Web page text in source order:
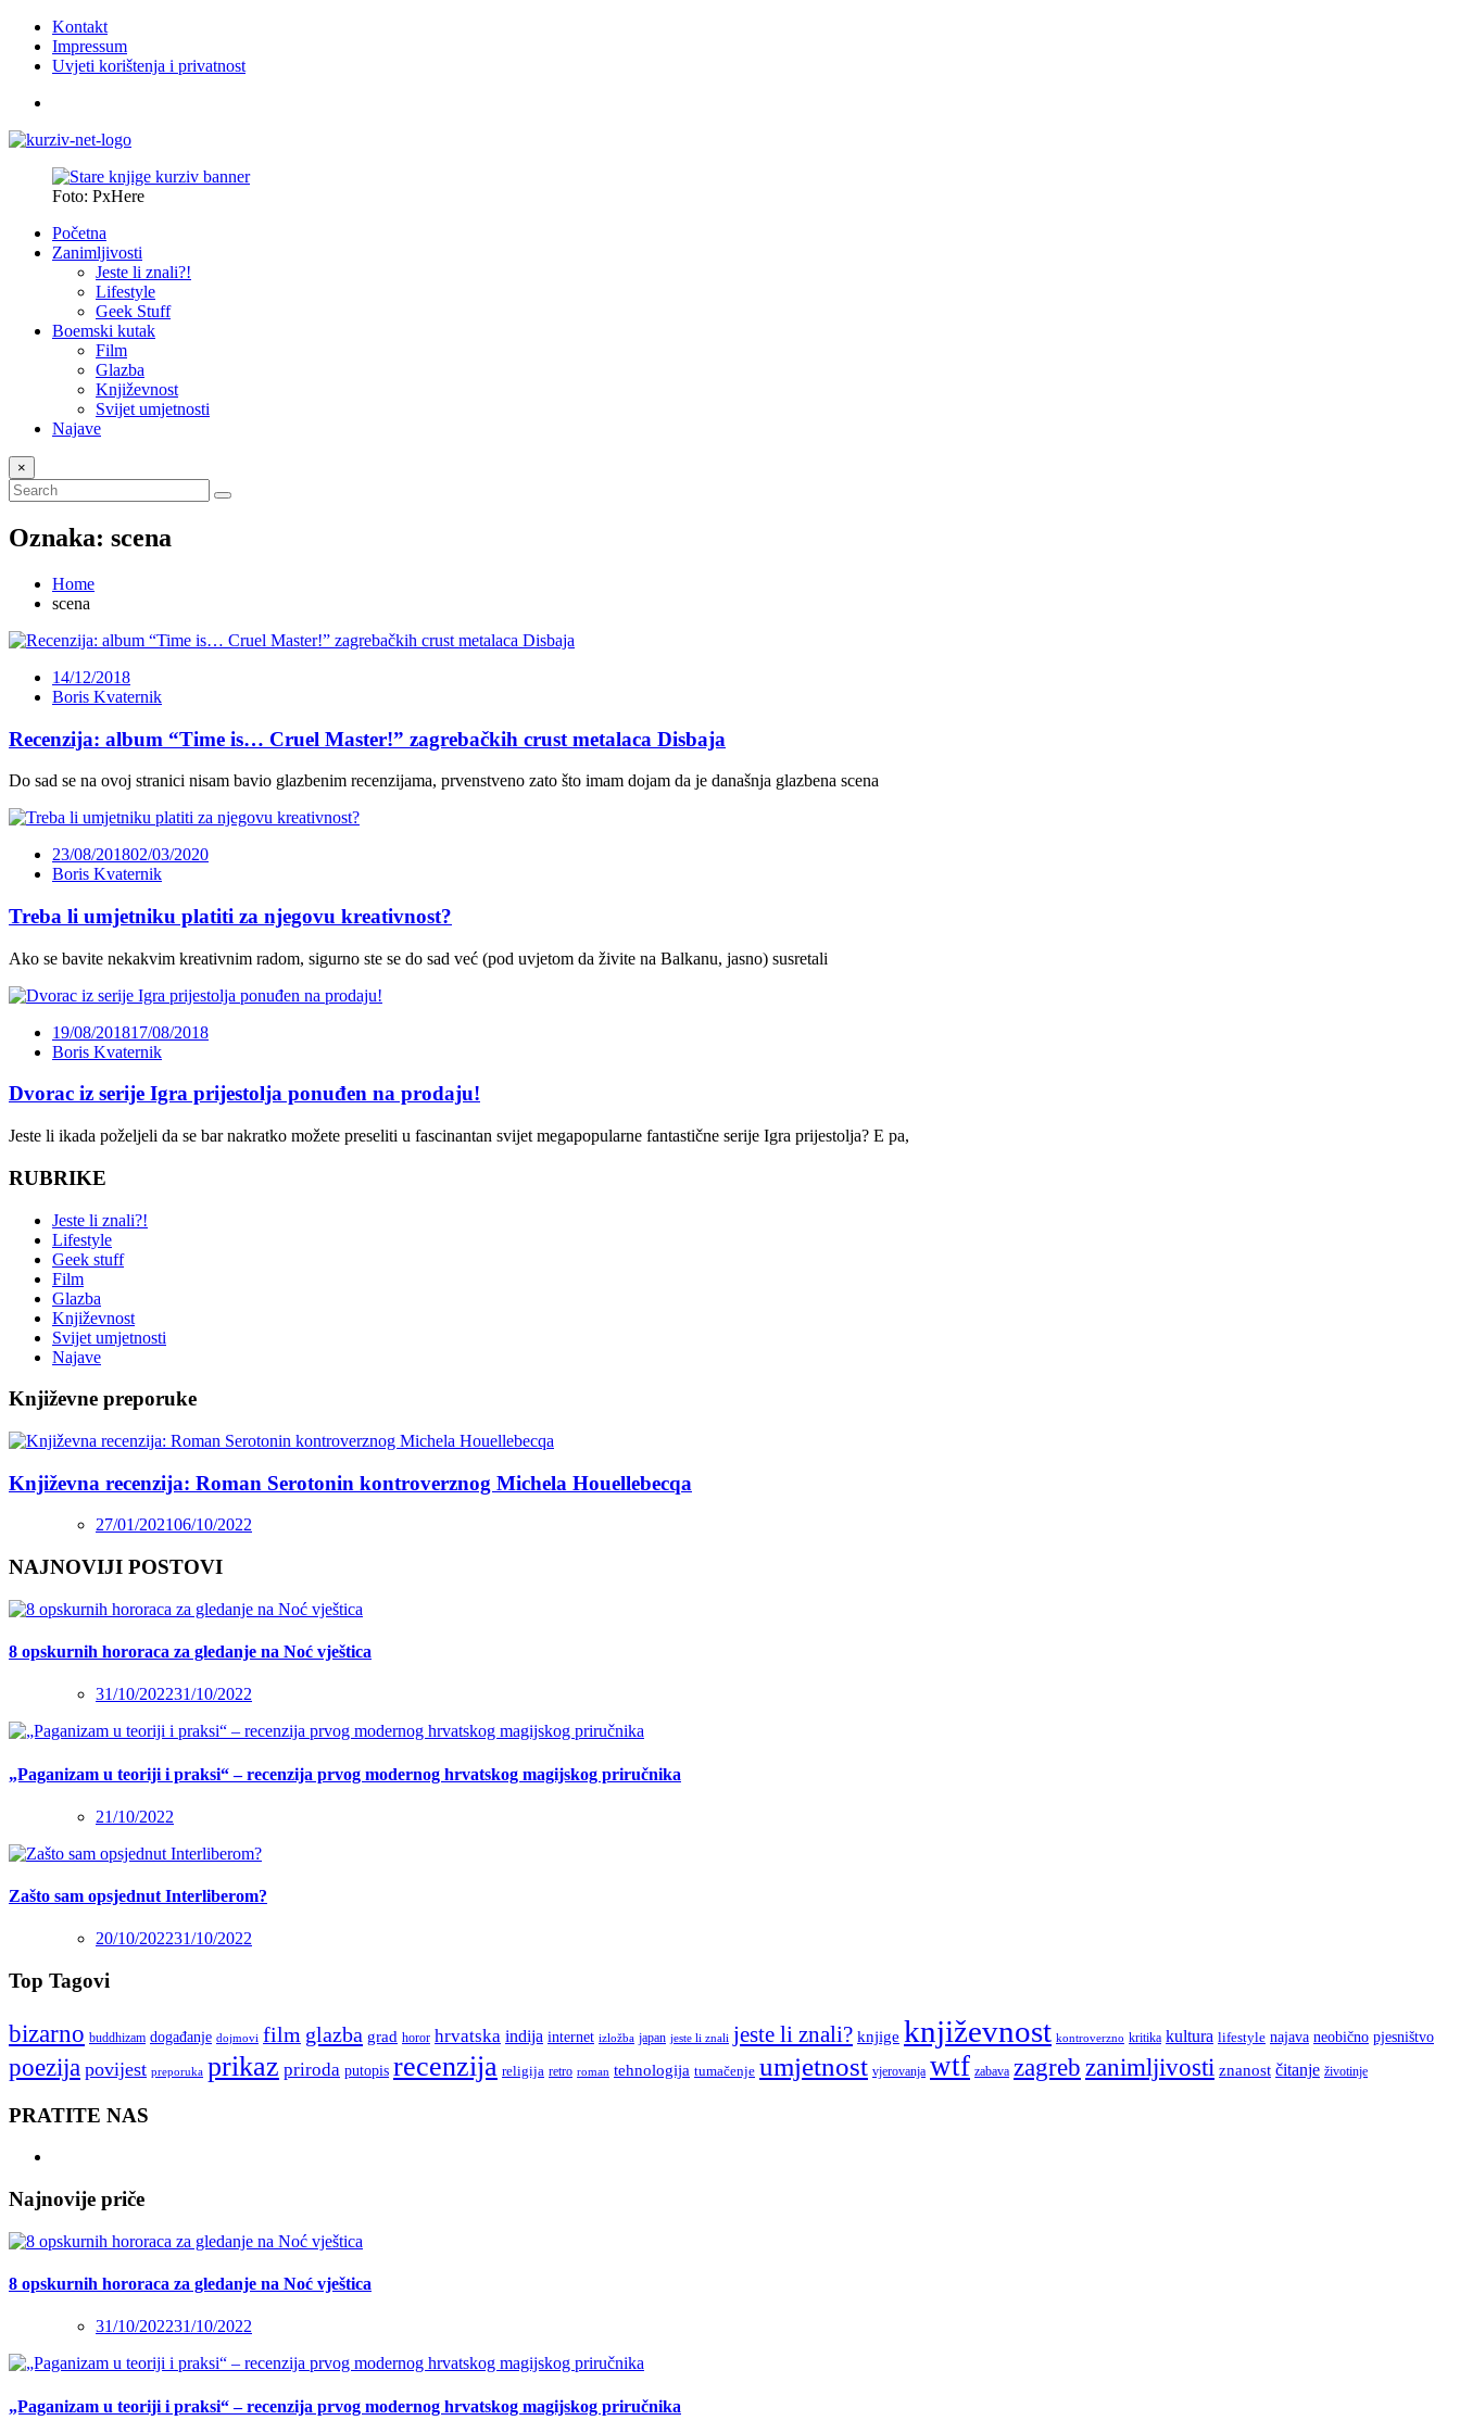
Kontakt
Impressum
Uvjeti korištenja i privatnost
Foto: PxHere
Početna
Zanimljivosti
Jeste li znali?!
Lifestyle
Geek Stuff
Boemski kutak
Film
Glazba
Književnost
Svijet umjetnosti
Najave
×
Oznaka: scena
Home
scena
14/12/2018
Boris Kvaternik
Recenzija: album “Time is… Cruel Master!” zagrebačkih crust metalaca Disbaja
Do sad se na ovoj stranici nisam bavio glazbenim recenzijama, prvenstveno zato što imam dojam da je današnja glazbena scena
23/08/201802/03/2020
Boris Kvaternik
Treba li umjetniku platiti za njegovu kreativnost?
Ako se bavite nekakvim kreativnim radom, sigurno ste se do sad već (pod uvjetom da živite na Balkanu, jasno) susretali
19/08/201817/08/2018
Boris Kvaternik
Dvorac iz serije Igra prijestolja ponuđen na prodaju!
Jeste li ikada poželjeli da se bar nakratko možete preseliti u fascinantan svijet megapopularne fantastične serije Igra prijestolja? E pa,
RUBRIKE
Jeste li znali?!
Lifestyle
Geek stuff
Film
Glazba
Književnost
Svijet umjetnosti
Najave
Književne preporuke
Književna recenzija: Roman Serotonin kontroverznog Michela Houellebecqa
27/01/202106/10/2022
NAJNOVIJI POSTOVI
8 opskurnih hororaca za gledanje na Noć vještica
31/10/202231/10/2022
„Paganizam u teoriji i praksi“ – recenzija prvog modernog hrvatskog magijskog priručnika
21/10/2022
Zašto sam opsjednut Interliberom?
20/10/202231/10/2022
Top Tagovi
bizarno buddhizam događanje dojmovi film glazba grad horor hrvatska indija internet izložba japan jeste li znali jeste li znali? knjige književnost kontroverzno kritika kultura lifestyle najava neobično pjesništvo
poezija povijest preporuka prikaz priroda putopis recenzija religija retro roman tehnologija tumačenje umjetnost vjerovanja wtf zabava zagreb zanimljivosti znanost čitanje životinje
PRATITE NAS
Najnovije priče
8 opskurnih hororaca za gledanje na Noć vještica
31/10/202231/10/2022
„Paganizam u teoriji i praksi“ – recenzija prvog modernog hrvatskog magijskog priručnika